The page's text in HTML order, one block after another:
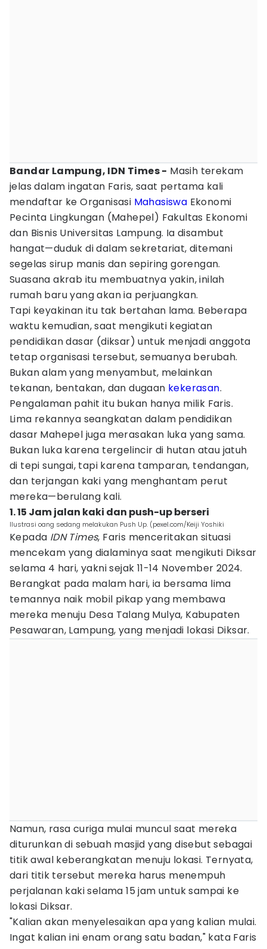
Bandar Lampung, IDN Times - Masih terekam
jelas dalam ingatan Faris, saat pertama kali
mendaftar ke Organisasi Mahasiswa Ekonomi
Pecinta Lingkungan (Mahepel) Fakultas Ekonomi
dan Bisnis Universitas Lampung. Ia disambut
hangat—duduk di dalam sekretariat, ditemani
segelas sirup manis dan sepiring gorengan.
Suasana akrab itu membuatnya yakin, inilah
rumah baru yang akan ia perjuangkan.
Tapi keyakinan itu tak bertahan lama. Beberapa
waktu kemudian, saat mengikuti kegiatan
pendidikan dasar (diksar) untuk menjadi anggota
tetap organisasi tersebut, semuanya berubah.
Bukan alam yang menyambut, melainkan
tekanan, bentakan, dan dugaan kekerasan.
Pengalaman pahit itu bukan hanya milik Faris.
Lima rekannya seangkatan dalam pendidikan
dasar Mahepel juga merasakan luka yang sama.
Bukan luka karena tergelincir di hutan atau jatuh
di tepi sungai, tapi karena tamparan, tendangan,
dan terjangan kaki yang menghantam perut
mereka—berulang kali.
1. 15 Jam jalan kaki dan push-up berseri
Ilustrasi oang sedang melakukan Push Up. (pexel.com/Keiji Yoshiki
Kepada IDN Times, Faris menceritakan situasi
mencekam yang dialaminya saat mengikuti Diksar
selama 4 hari, yakni sejak 11-14 November 2024.
Berangkat pada malam hari, ia bersama lima
temannya naik mobil pikap yang membawa
mereka menuju Desa Talang Mulya, Kabupaten
Pesawaran, Lampung, yang menjadi lokasi Diksar.
Namun, rasa curiga mulai muncul saat mereka
diturunkan di sebuah masjid yang disebut sebagai
titik awal keberangkatan menuju lokasi. Ternyata,
dari titik tersebut mereka harus menempuh
perjalanan kaki selama 15 jam untuk sampai ke
lokasi Diksar.
"Kalian akan menyelesaikan apa yang kalian mulai.
Ingat kalian ini enam orang satu badan," kata Faris